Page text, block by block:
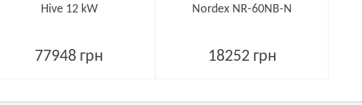
Hive 12 kW
77948 грн
Nordex NR-60NB-N
18252 грн